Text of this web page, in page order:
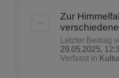
Zur
Letzter Beitrag
29.05.2025,
Verfasst in